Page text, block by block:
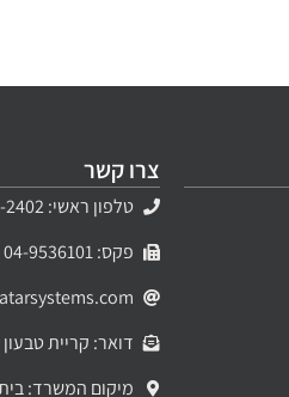
צרו קשר
טלפון ראשי: 074-745-2402
פקס: 04-9536101
דואר: קריית טבעון 36012, ת.ד. 313
מיקום המשרד: בית